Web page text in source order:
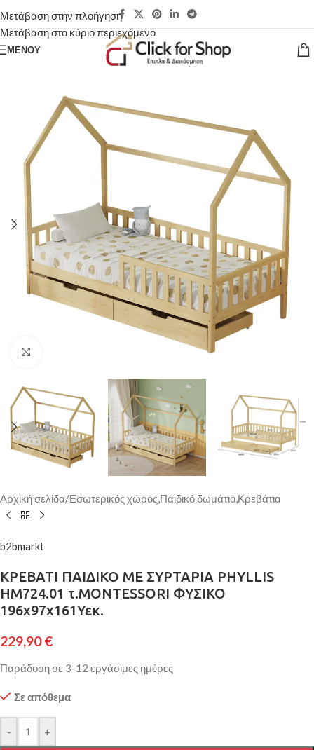
Μετάβαση στην πλοήγηση
Μετάβαση στο κύριο περιεχόμενο
ΜΕΝΟΎ
Αρχική σελίδα/Εσωτερικός χώρος,Παιδικό δωμάτιο,Κρεβάτια
b2bmarkt
ΚΡΕΒΑΤΙ ΠΑΙΔΙΚΟ ΜΕ ΣΥΡΤΑΡΙΑ PHYLLIS
HM724.01 τ.MONTESSORI ΦΥΣΙΚΟ
196x97x161Υεκ.
229,90€
Παράδοση σε 3-12 εργάσιμες ημέρες
Σε απόθεμα
- +